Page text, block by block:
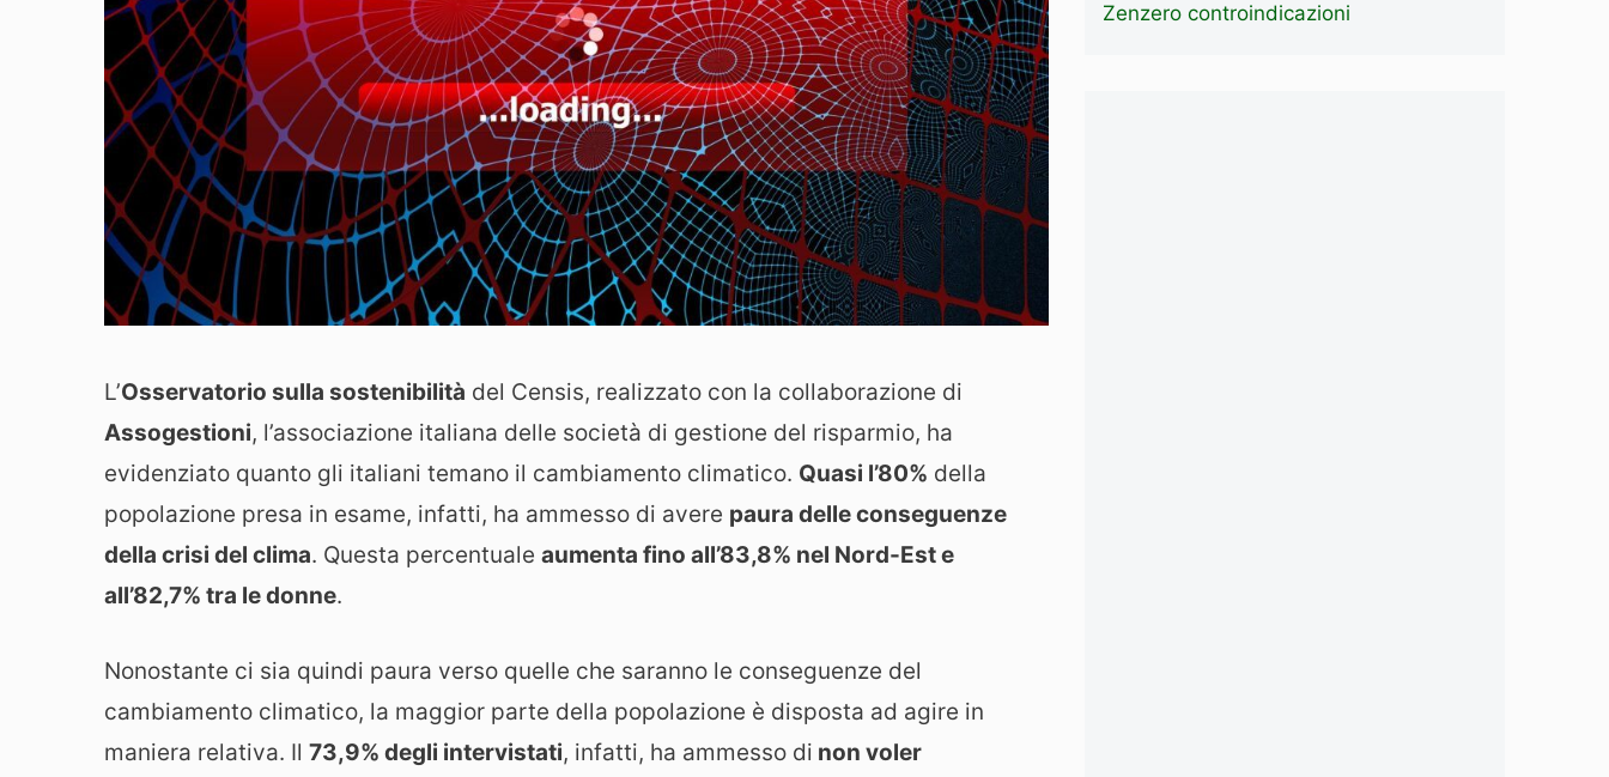
L’Osservatorio sulla sostenibilità del Censis, realizzato con la collaborazione di
Assogestioni, l’associazione italiana delle società di gestione del risparmio, ha
evidenziato quanto gli italiani temano il cambiamento climatico. Quasi l’80% della
popolazione presa in esame, infatti, ha ammesso di avere paura delle conseguenze
della crisi del clima. Questa percentuale aumenta fino all’83,8% nel Nord-Est e
all’82,7% tra le donne.
Nonostante ci sia quindi paura verso quelle che saranno le conseguenze del
cambiamento climatico, la maggior parte della popolazione è disposta ad agire in
maniera relativa. Il 73,9% degli intervistati, infatti, ha ammesso di non voler
Zenzero controindicazioni